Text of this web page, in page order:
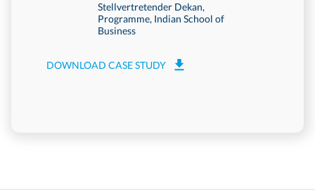
Stellvertretender Dekan,
Programme, Indian School of
Business
DOWNLOAD CASE STUDY